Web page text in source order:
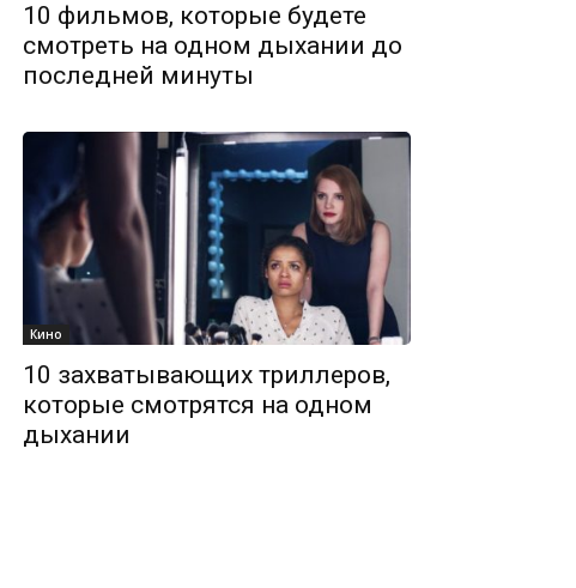
10 фильмов, которые будете
смотреть на одном дыхании до
последней минуты
Кино
10 захватывающих триллеров,
которые смотрятся на одном
дыхании